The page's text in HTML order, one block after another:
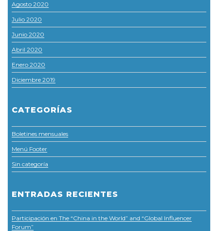
Agosto 2020
Julio 2020
Junio 2020
Abril 2020
Enero 2020
Diciembre 2019
CATEGORÍAS
Boletines mensuales
Menú Footer
Sin categoría
ENTRADAS RECIENTES
Participación en The “China in the World” and “Global Influencer
Forum”